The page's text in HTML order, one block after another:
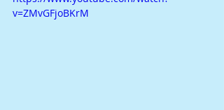
v=ZMvGFjoBKrM